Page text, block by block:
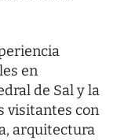
en
de Sal y la
visitantes con
arquitectura